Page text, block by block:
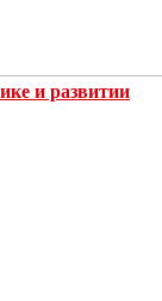
и развитии